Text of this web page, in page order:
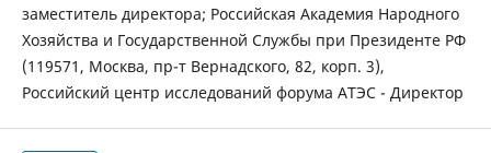
заместитель директора; Российская Академия Народного
Хозяйства и Государственной Службы при Президенте РФ
(119571, Москва, пр-т Вернадского, 82, корп. 3),
Российский центр исследований форума АТЭС - Директор